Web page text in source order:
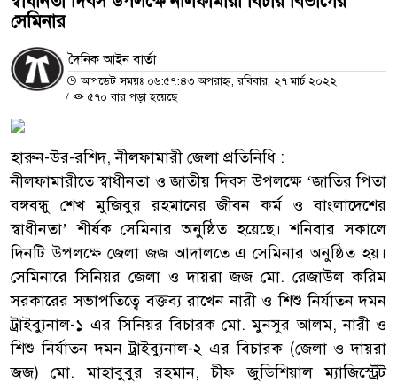
সেমিনার
দৈনিক আইন বার্তা
আপডেট সময়ঃ ০৬:৫৭:৪৩ অপরাহ্ন, রবিবার, ২৭ মার্চ ২০২২
/
৫৭০ বার পড়া হয়েছে
হারুন-উর-রশিদ, নীলফামারী জেলা প্রতিনিধি :
নীলফামারীতে স্বাধীনতা ও জাতীয় দিবস উপলক্ষে ‘জাতির পিতা
বঙ্গবন্ধু শেখ মুজিবুর রহমানের জীবন কর্ম ও বাংলাদেশের
স্বাধীনতা’ শীর্ষক সেমিনার অনুষ্ঠিত হয়েছে। শনিবার সকালে
দিনটি উপলক্ষে জেলা জজ আদালতে এ সেমিনার অনুষ্ঠিত হয়।
সেমিনারে সিনিয়র জেলা ও দায়রা জজ মো. রেজাউল করিম
সরকারের সভাপতিত্বে বক্তব্য রাখেন নারী ও শিশু নির্যাতন দমন
ট্রাইব্যুনাল-১ এর সিনিয়র বিচারক মো. মুনসুর আলম, নারী ও
শিশু নির্যাতন দমন ট্রাইব্যুনাল-২ এর বিচারক (জেলা ও দায়রা
জজ) মো. মাহাবুবুর রহমান, চীফ জুডিশিয়াল ম্যাজিস্ট্রেট